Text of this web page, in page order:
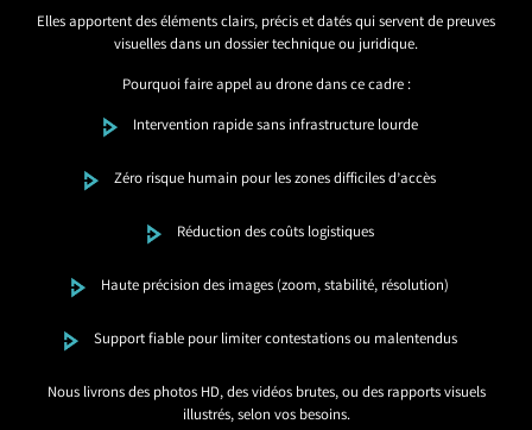
Elles apportent des éléments clairs, précis et datés qui servent de preuves
visuelles dans un dossier technique ou juridique.
Pourquoi faire appel au drone dans ce cadre :
Intervention rapide sans infrastructure lourde
Zéro risque humain pour les zones difficiles d’accès
Réduction des coûts logistiques
Haute précision des images (zoom, stabilité, résolution)
Support fiable pour limiter contestations ou malentendus
Nous livrons des photos HD, des vidéos brutes, ou des rapports visuels
illustrés, selon vos besoins.